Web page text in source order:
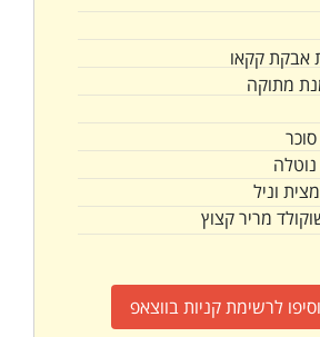
אבקת קקאו
מתוקה
סוכר
נוטלה
וניל
מריר קצוץ
לרשימת קניות בווצאפ